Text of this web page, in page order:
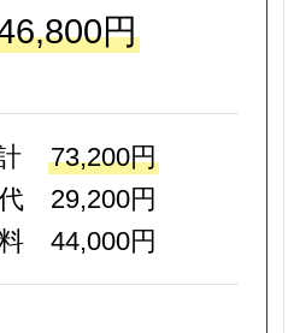
円
73,200円
29,200円
44,000円